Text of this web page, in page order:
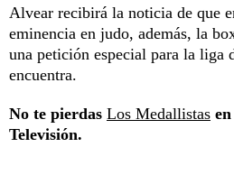
Alvear recibirá la noticia de que
eminencia en judo, además, la
una petición especial para la liga
encuentra.
No te pierdas Los Medallistas
Televisión.